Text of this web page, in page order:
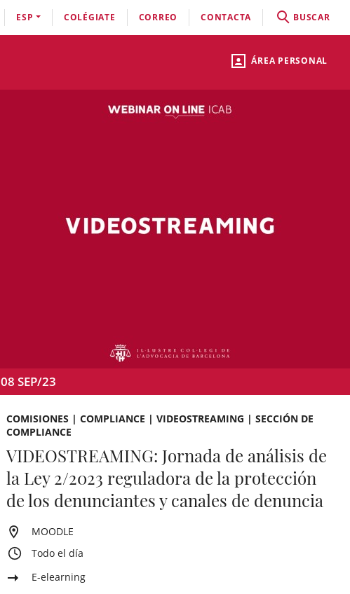
ÁREA PERSONAL
ESP COLÉGIATE CORREO CONTACTA BUSCAR
08 SEP/23
COMISIONES | COMPLIANCE | VIDEOSTREAMING | SECCIÓN DE
COMPLIANCE
VIDEOSTREAMING: Jornada de análisis de
la Ley 2/2023 reguladora de la protección
de los denunciantes y canales de denuncia
MOODLE
Todo el día
E-elearning